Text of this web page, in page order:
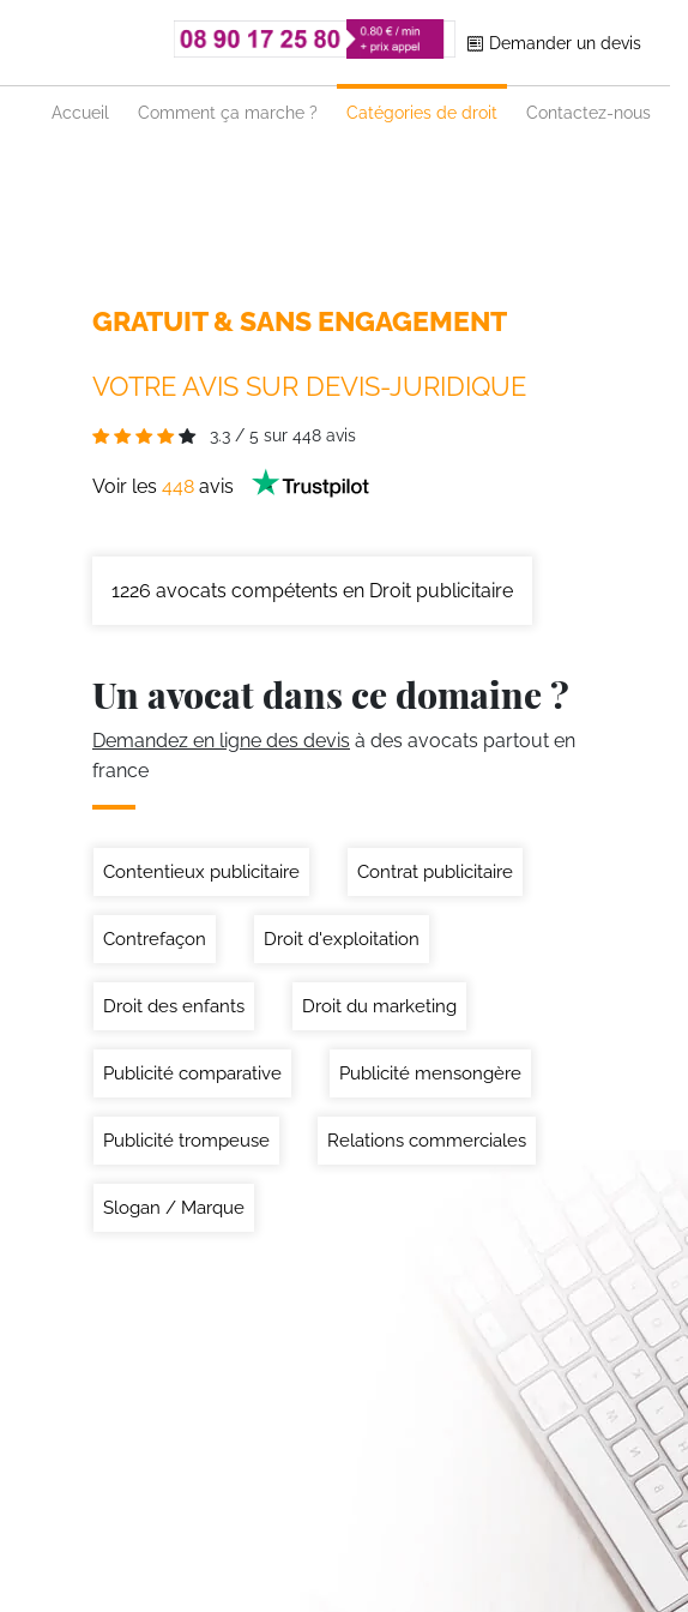
Demander un devis
Accueil Comment ça marche ? Catégories de droit Contactez-nous
GRATUIT & SANS ENGAGEMENT
VOTRE AVIS SUR DEVIS-JURIDIQUE
3.3 / 5 sur 448 avis
Voir les 448 avis
1226 avocats compétents en Droit publicitaire
Un avocat dans ce domaine ?
Demandez en ligne des devis à des avocats partout en
france
Contentieux publicitaire Contrat publicitaire
Contrefaçon Droit d'exploitation
Droit des enfants Droit du marketing
Publicité comparative Publicité mensongère
Publicité trompeuse Relations commerciales
Slogan / Marque